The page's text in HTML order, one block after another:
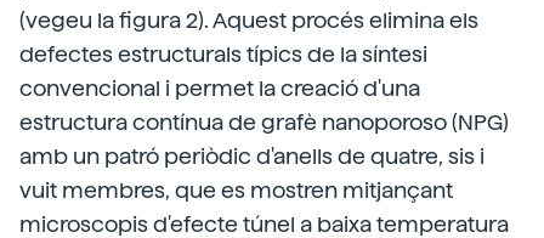
(vegeu la figura 2). Aquest procés elimina els
defectes estructurals típics de la síntesi
convencional i permet la creació d'una
estructura contínua de grafè nanoporoso (NPG)
amb un patró periòdic d'anells de quatre, sis i
vuit membres, que es mostren mitjançant
microscopis d'efecte túnel a baixa temperatura